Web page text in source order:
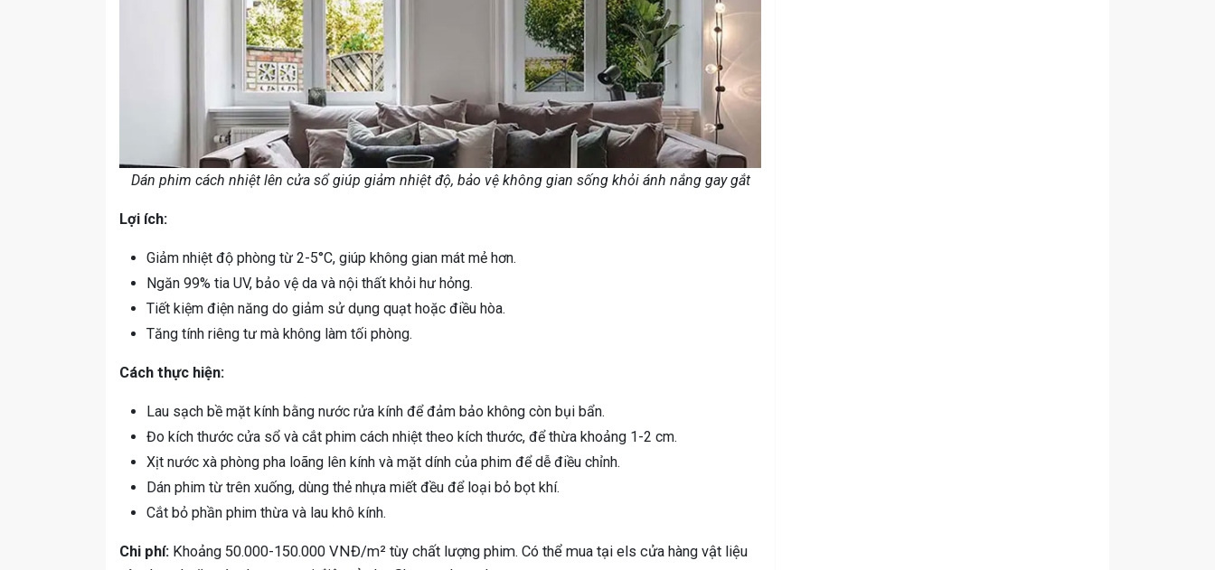
Dán phim cách nhiệt lên cửa sổ giúp giảm nhiệt độ, bảo vệ không gian sống khỏi ánh nắng gay gắt
Lợi ích:
Giảm nhiệt độ phòng từ 2-5°C, giúp không gian mát mẻ hơn.
Ngăn 99% tia UV, bảo vệ da và nội thất khỏi hư hỏng.
Tiết kiệm điện năng do giảm sử dụng quạt hoặc điều hòa.
Tăng tính riêng tư mà không làm tối phòng.
Cách thực hiện:
Lau sạch bề mặt kính bằng nước rửa kính để đảm bảo không còn bụi bẩn.
Đo kích thước cửa sổ và cắt phim cách nhiệt theo kích thước, để thừa khoảng 1-2 cm.
Xịt nước xà phòng pha loãng lên kính và mặt dính của phim để dễ điều chỉnh.
Dán phim từ trên xuống, dùng thẻ nhựa miết đều để loại bỏ bọt khí.
Cắt bỏ phần phim thừa và lau khô kính.
Chi phí: Khoảng 50.000-150.000 VNĐ/m² tùy chất lượng phim. Có thể mua tại els cửa hàng vật liệu